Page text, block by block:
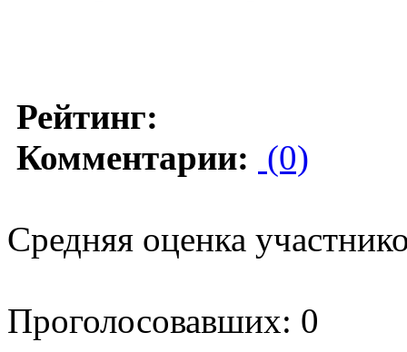
Рейтинг:
Комментарии: (0)
Средняя оценка
Проголосовавших: 0